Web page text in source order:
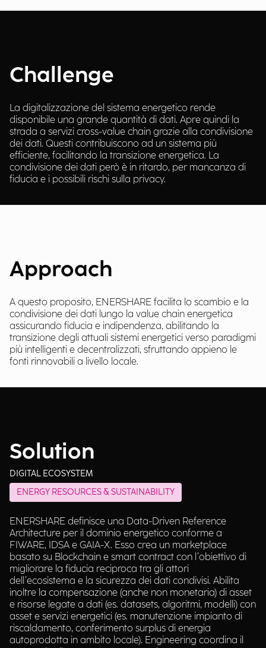
Challenge
La digitalizzazione del sistema energetico rende
disponibile una grande quantità di dati. Apre quindi la
strada a servizi cross-value chain grazie alla condivisione
dei dati. Questi contribuiscono ad un sistema più
efficiente, facilitando la transizione energetica. La
condivisione dei dati però è in ritardo, per mancanza di
fiducia e i possibili rischi sulla privacy.
Approach
A questo proposito, ENERSHARE facilita lo scambio e la
condivisione dei dati lungo la value chain energetica
assicurando fiducia e indipendenza, abilitando la
transizione degli attuali sistemi energetici verso paradigmi
più intelligenti e decentralizzati, sfruttando appieno le
fonti rinnovabili a livello locale.
Solution
DIGITAL ECOSYSTEM
ENERGY RESOURCES & SUSTAINABILITY
ENERSHARE definisce una Data-Driven Reference
Architecture per il dominio energetico conforme a
FIWARE, IDSA e GAIA-X. Esso crea un marketplace
basato su Blockchain e smart contract con l’obiettivo di
migliorare la fiducia reciproca tra gli attori
dell’ecosistema e la sicurezza dei dati condivisi. Abilita
inoltre la compensazione (anche non monetaria) di asset
e risorse legate a dati (es. datasets, algoritmi, modelli) con
asset e servizi energetici (es. manutenzione impianto di
riscaldamento, conferimento surplus di energia
autoprodotta in ambito locale). Engineering coordina il